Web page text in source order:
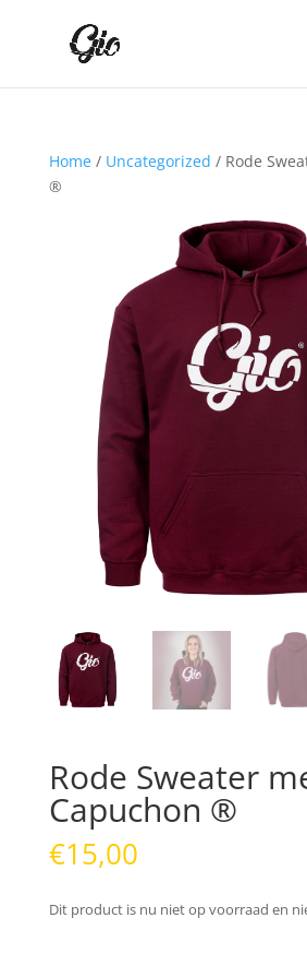
Home/ Uncategorized / Rode
®
Rode Sweater
Capuchon ®
€15,00
Dit product is nu niet op voorraad en